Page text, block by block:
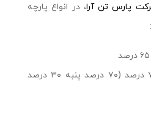
پارس تن آرا، در انواع پارچه
پلی‌استر پنبه ۳۰ الی ۷۰ درصد (۷۰ درصد پنبه ۳۰ درصد